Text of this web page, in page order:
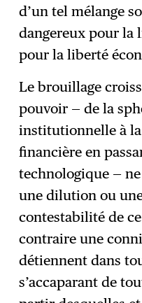
d’un tel mélange
dangereux pour la
pour la liberté
Le brouillage
pouvoir — de la
institutionnelle à
financière en
technologique —
une dilution ou
contestabilité de
contraire une
détiennent dans
s’accaparant de